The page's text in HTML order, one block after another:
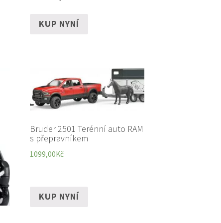
KUP NYNÍ
Bruder 2501 Terénní auto RAM
s přepravníkem
1099,00Kč
KUP NYNÍ